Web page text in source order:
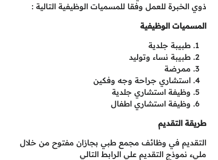
ذوي الخبرة للعمل وفقا للمسميات الوظيفية التالية :
المسميات الوظيفية
طبيبة جلدية
طبيبة نساء وتوليد
ممرضة
استشاري جراحة وجه وفكين
وظيفة استشاري جلدية
وظيفة استشاري اطفال
طريقة التقديم
التقديم في وظائف مجمع طبي بجازان مفتوح من خلال
مليء نموذج التقديم علي الرابط التالي